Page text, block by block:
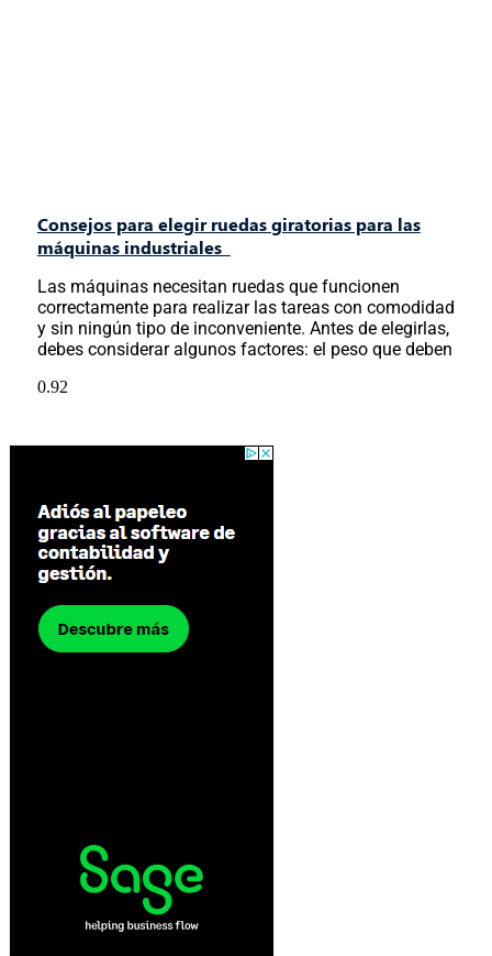
Consejos para elegir ruedas giratorias para las
máquinas industriales
Las máquinas necesitan ruedas que funcionen
correctamente para realizar las tareas con comodidad
y sin ningún tipo de inconveniente. Antes de elegirlas,
debes considerar algunos factores: el peso que deben